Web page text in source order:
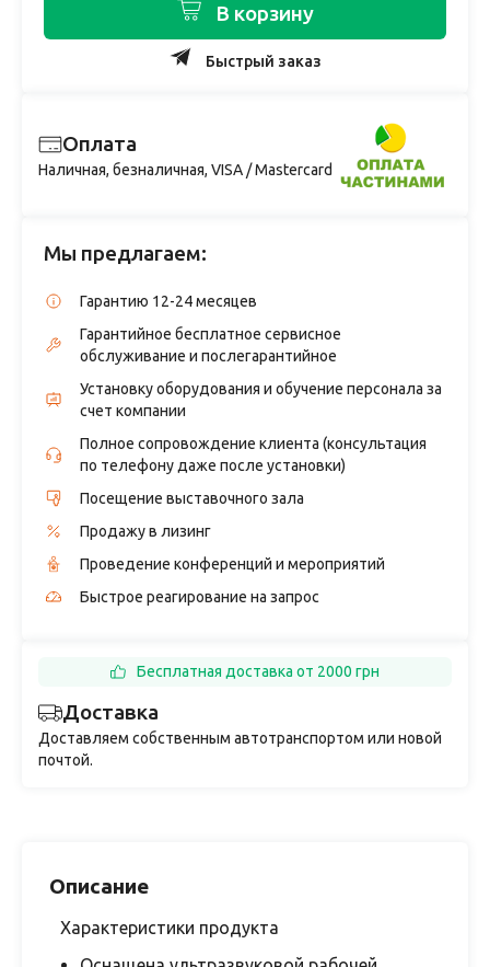
В корзину
Быстрый заказ
Оплата
Наличная, безналичная, VISA / Mastercard
Мы предлагаем:
Гарантию 12-24 месяцев
Гарантийное бесплатное сервисное
обслуживание и послегарантийное
Установку оборудования и обучение персонала за
счет компании
Полное сопровождение клиента (консультация
по телефону даже после установки)
Посещение выставочного зала
Продажу в лизинг
Проведение конференций и мероприятий
Быстрое реагирование на запрос
Доставка
Доставляем собственным автотранспортом или новой
почтой.
Бесплатная доставка от 2000 грн
Описание
Характеристики продукта